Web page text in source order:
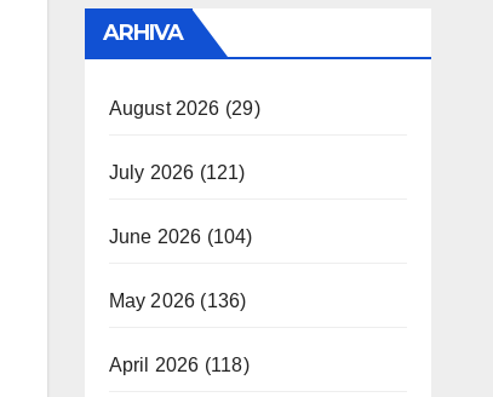
ARHIVA
August 2026 (29)
July 2026 (121)
June 2026 (104)
May 2026 (136)
April 2026 (118)